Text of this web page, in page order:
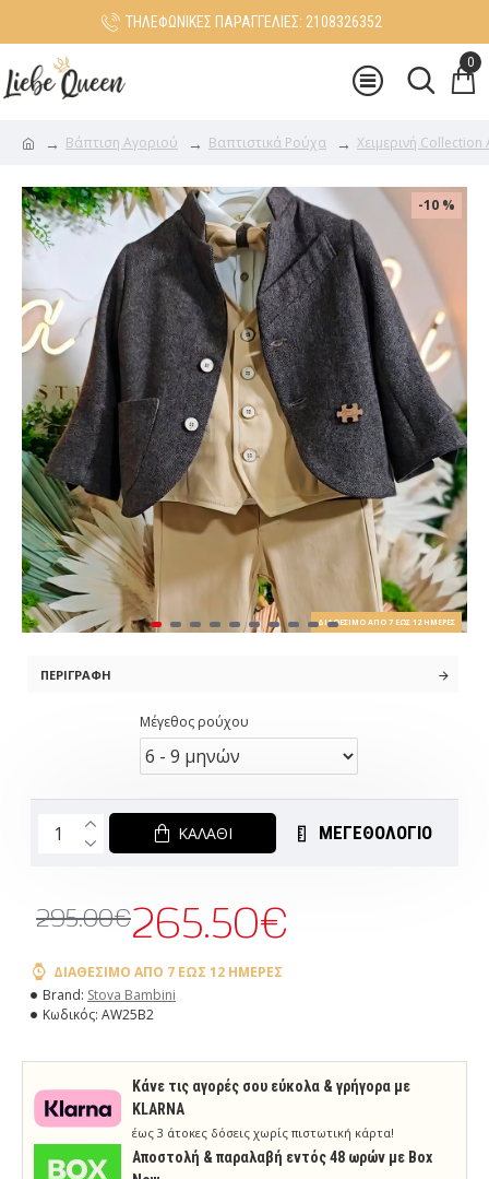
ΤΗΛΕΦΩΝΙΚΕΣ ΠΑΡΑΓΓΕΛΙΕΣ: 2108326352
0
Βάπτιση Αγοριού Βαπτιστικά Ρούχα Χειμερινή Collection
-10 %
ΔΙΑΘΈΣΙΜΟ ΑΠΌ 7 ΈΩΣ 12 ΗΜΈΡΕΣ
ΠΕΡΙΓΡΑΦΉ
ΔΙΑΘΈΣΙΜΟ ΑΠΌ 7 ΈΩΣ 12 ΗΜΈΡΕΣ
Brand: Stova Bambini
Κωδικός: AW25B2
265.50€
295.00€
Μέγεθος ρούχου
ΚΑΛΆΘΙ ΜΕΓΕΘΟΛΟΓΙΟ
Κάνε τις αγορές σου εύκολα & γρήγορα με
KLARNA
έως 3 άτοκες δόσεις χωρίς πιστωτική κάρτα!
Aποστολή & παραλαβή εντός 48 ωρών με Box